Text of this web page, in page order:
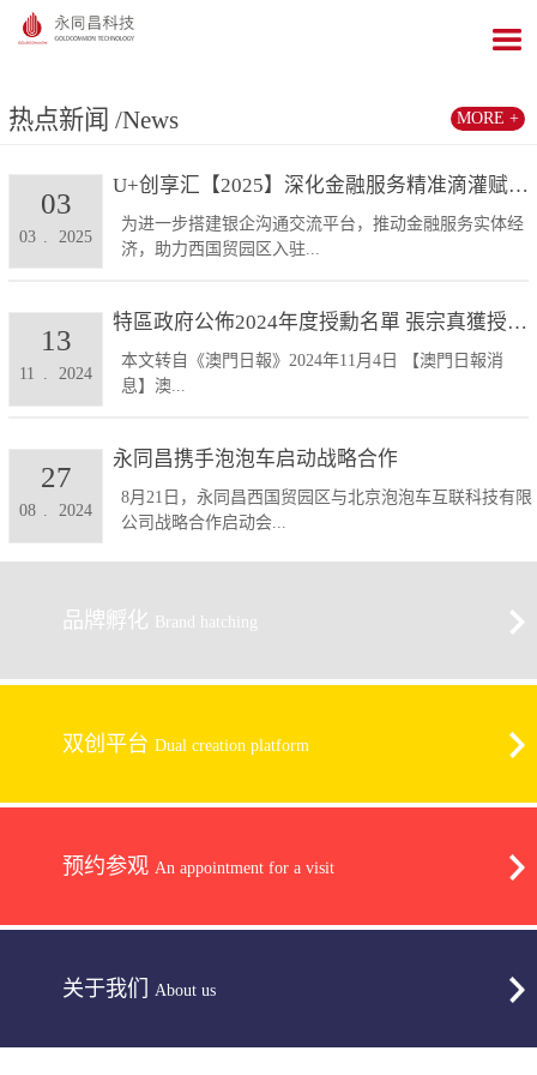
热点新闻 /News
U+创享汇【2025】深化金融服务精准滴灌赋能发展...
为进一步搭建银企沟通交流平台，推动金融服务实体经
济，助力西国贸园区入驻...
03 2025
03
特區政府公佈2024年度授勳名單 張宗真獲授予專業...
本文转自《澳門日報》2024年11月4日 【澳門日報消
息】澳...
11 2024
13
永同昌携手泡泡车启动战略合作
8月21日，永同昌西国贸园区与北京泡泡车互联科技有限
公司战略合作启动会...
08 . 2024
27
MORE +
品牌孵化 Brand hatching
双创平台 Dual creation platform
预约参观 An appointment for a visit
关于我们 About us